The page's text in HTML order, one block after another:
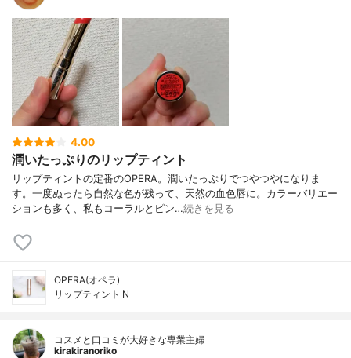
4.00
潤いたっぷりのリップティント
リップティントの定番のOPERA。潤いたっぷりでつやつやになりま
す。一度ぬったら自然な色が残って、天然の血色唇に。カラーバリエー
ションも多く、私もコーラルとピン…続きを見る
OPERA(オペラ)
リップティント N
コスメと口コミが大好きな専業主婦
kirakiranoriko